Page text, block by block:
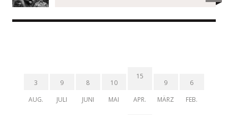
3
AUG.
9
JULI
8
JUNI
10
MAI
15
APR.
9
MÄRZ
6
FEB.